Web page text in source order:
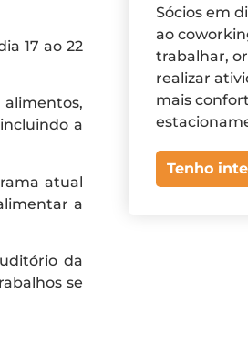
17 ao 22
a
atual
a
da
se
Sócios em
ao
trabalhar,
realizar
mais
Tenho